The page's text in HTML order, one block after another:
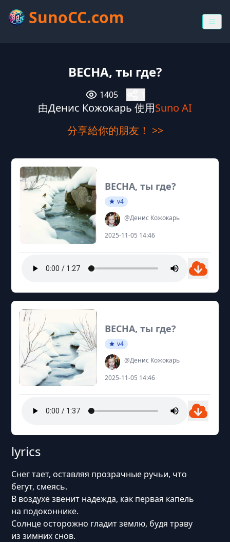
SunoCC.com
ВЕСНА, ты где?
1405
由Денис Кожокарь 使用Suno AI
分享給你的朋友！ >>
ВЕСНА, ты где?
v4
@Денис Кожокарь
2025-11-05 14:46
ВЕСНА, ты где?
v4
@Денис Кожокарь
2025-11-05 14:46
lyrics
Снег тает, оставляя прозрачные ручьи, что
бегут, смеясь.
В воздухе звенит надежда, как первая капель
на подоконнике.
Солнце осторожно гладит землю, будя траву
из зимних снов.